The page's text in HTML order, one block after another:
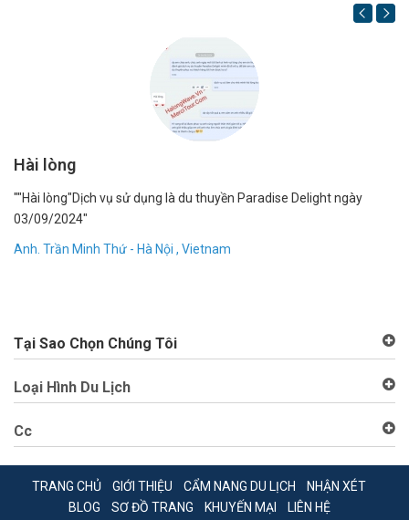
Hài lòng
""Hài lòng"Dịch vụ sử dụng là du thuyền Paradise Delight ngày
03/09/2024"
Anh. Trần Minh Thứ - Hà Nội , Vietnam
Tại Sao Chọn Chúng Tôi
Loại Hình Du Lịch
Cc
TRANG CHỦ GIỚI THIỆU CẨM NANG DU LỊCH
NHẬN XÉT
BLOG
SƠ ĐỒ TRANG KHUYẾN MẠI LIÊN HỆ